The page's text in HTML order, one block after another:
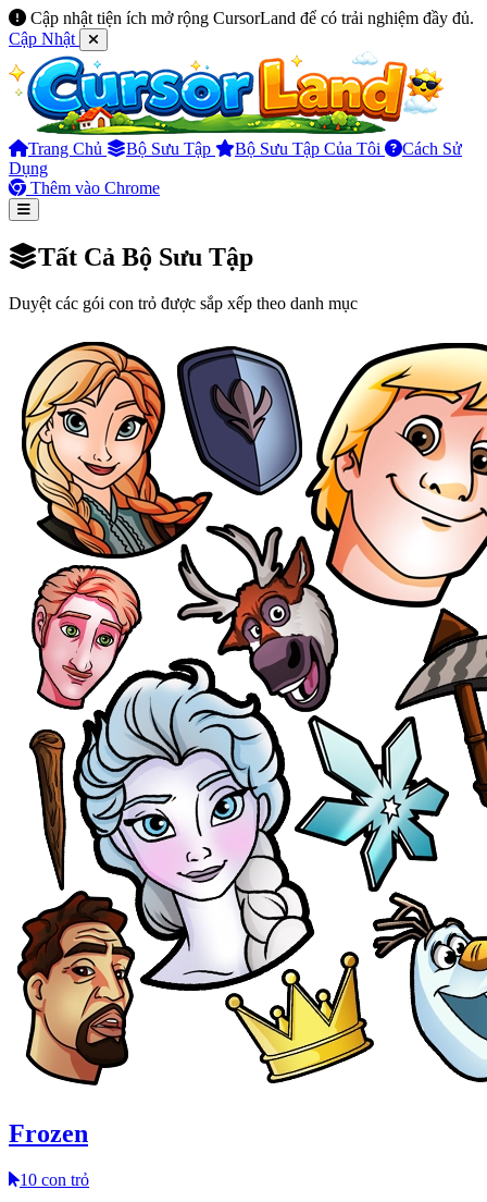
Cập nhật tiện ích mở rộng CursorLand để có trải nghiệm đầy đủ.
Cập Nhật
Trang Chủ Bộ Sưu Tập Bộ Sưu Tập Của Tôi
Cách Sử
Dụng
Thêm vào Chrome
Tất Cả Bộ Sưu Tập
Duyệt các gói con trỏ được sắp xếp theo danh mục
Frozen
10 con trỏ